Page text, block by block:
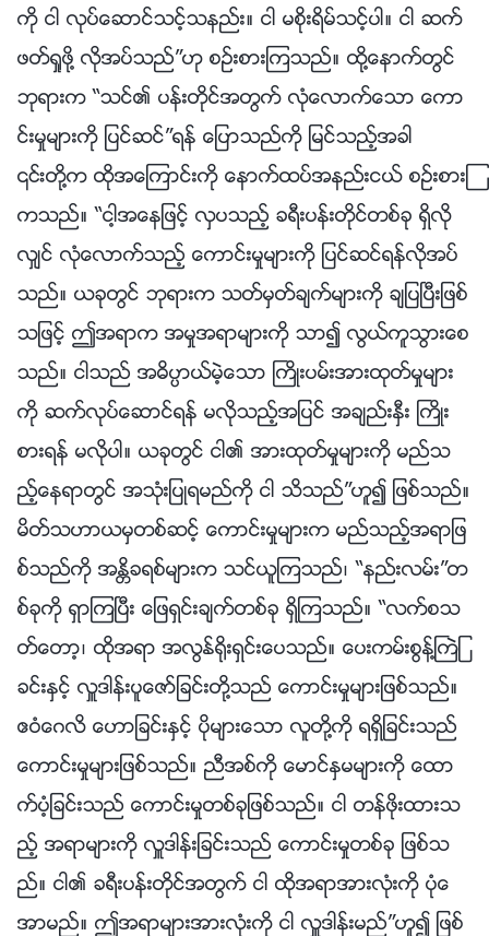
ကို ငါ လုပ္ေဆာင္သင့္သနည္း။ ငါ မစိုးရိမ္သင့္ပါ။ ငါ ဆက္
ဖတ္ရႈဖို႔ လိုအပ္သည္”ဟု စဥ္းစားၾကသည္။ ထို႔ေနာက္တြင္
ဘုရားက “သင္၏ ပန္းတိုင္အတြက္ လုံေလာက္ေသာ ေကာ
င္းမႈမ်ားကို ျပင္ဆင္”ရန္ ေျပာသည္ကို ျမင္သည့္အခါ
၎တို႔က ထိုအေၾကာင္းကို ေနာက္ထပ္အနည္းငယ္ စဥ္းစားၾ
ကသည္။ “ငါ့အေနျဖင့္ လွပသည့္ ခရီးပန္းတိုင္တစ္ခု ရွိလို
လွ်င္ လုံေလာက္သည့္ ေကာင္းမႈမ်ားကို ျပင္ဆင္ရန္လိုအပ္
သည္။ ယခုတြင္ ဘုရားက သတ္မွတ္ခ်က္မ်ားကို ခ်ျပၿပီးျဖစ္
သျဖင့္ ဤအရာက အမႈအရာမ်ားကို သာ၍ လြယ္ကူသြားေစ
သည္။ ငါသည္ အဓိပၸာယ္မဲ့ေသာ ႀကိဳးပမ္းအားထုတ္မႈမ်ား
ကို ဆက္လုပ္ေဆာင္ရန္ မလိုသည့္အျပင္ အခ်ည္းႏွီး ႀကိဳး
စားရန္ မလိုပါ။ ယခုတြင္ ငါ၏ အားထုတ္မႈမ်ားကို မည္သ
ည့္ေနရာတြင္ အသုံးျပဳရမည္ကို ငါ သိသည္”ဟူ၍ ျဖစ္သည္။
မိတ္သဟာယမွတစ္ဆင့္ ေကာင္းမႈမ်ားက မည္သည့္အရာျဖ
စ္သည္ကို အႏၲိခရစ္မ်ားက သင္ယူၾကသည္၊ “နည္းလမ္း”တ
စ္ခုကို ရွာၾကၿပီး ေျဖရွင္းခ်က္တစ္ခု ရွိၾကသည္။ “လက္စသ
တ္ေတာ့၊ ထိုအရာ အလြန္႐ိုးရွင္းေပသည္။ ေပးကမ္းစြန႔္ႀကဲျ
ခင္းႏွင့္ လႉဒါန္းပူေဇာ္ျခင္းတို႔သည္ ေကာင္းမႈမ်ားျဖစ္သည္။
ဧဝံေဂလိ ေဟာျခင္းႏွင့္ ပိုမ်ားေသာ လူတို႔ကို ရရွိျခင္းသည္
ေကာင္းမႈမ်ားျဖစ္သည္။ ညီအစ္ကို ေမာင္ႏွမမ်ားကို ေထာ
က္ပံ့ျခင္းသည္ ေကာင္းမႈတစ္ခုျဖစ္သည္။ ငါ တန္ဖိုးထားသ
ည့္ အရာမ်ားကို လႉဒါန္းျခင္းသည္ ေကာင္းမႈတစ္ခု ျဖစ္သ
ည္။ ငါ၏ ခရီးပန္းတိုင္အတြက္ ငါ ထိုအရာအားလုံးကို ပုံေ
အာမည္။ ဤအရာမ်ားအားလုံးကို ငါ လႉဒါန္းမည္”ဟူ၍ ျဖစ္